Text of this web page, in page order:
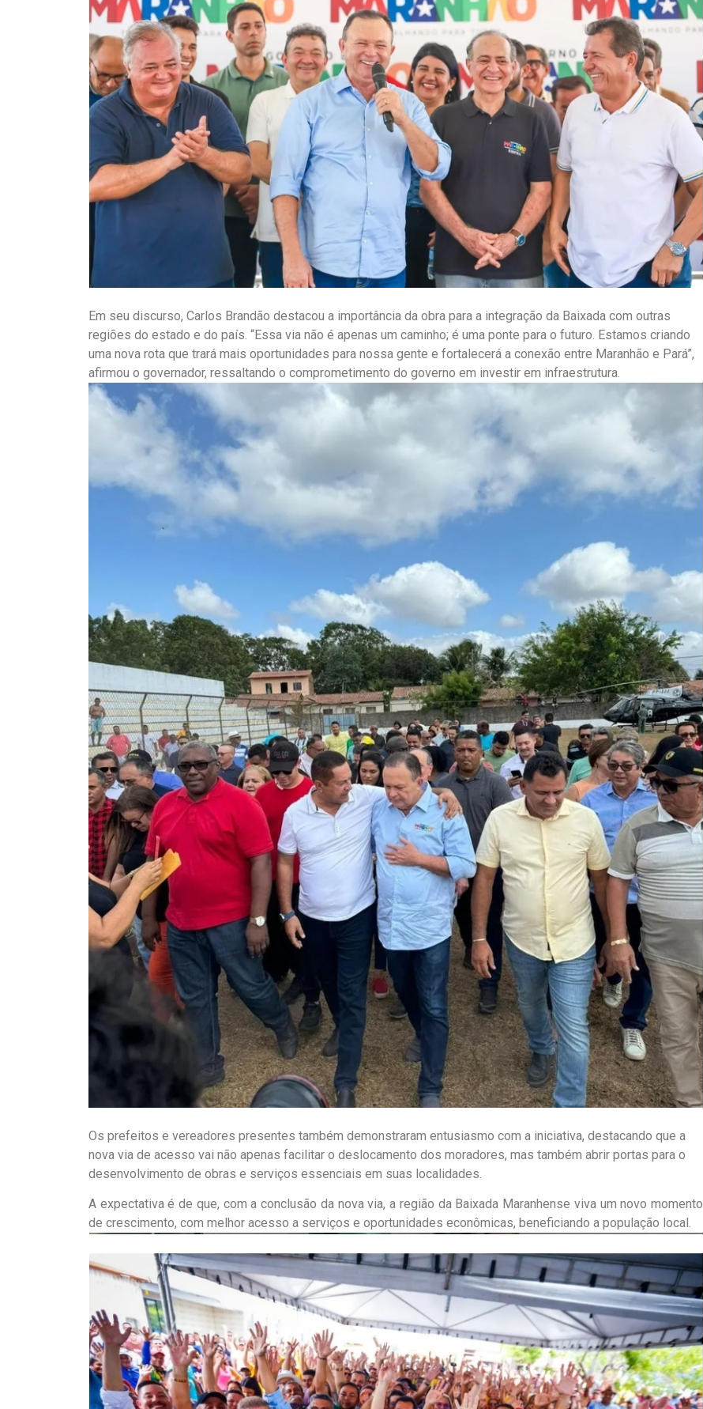
Em seu discurso, Carlos Brandão destacou a importância da obra para a integração da Baixada com outras
regiões do estado e do país. “Essa via não é apenas um caminho; é uma ponte para o futuro. Estamos criando
uma nova rota que trará mais oportunidades para nossa gente e fortalecerá a conexão entre Maranhão e Pará”,
afirmou o governador, ressaltando o comprometimento do governo em investir em infraestrutura.
Os prefeitos e vereadores presentes também demonstraram entusiasmo com a iniciativa, destacando que a
nova via de acesso vai não apenas facilitar o deslocamento dos moradores, mas também abrir portas para o
desenvolvimento de obras e serviços essenciais em suas localidades.
A expectativa é de que, com a conclusão da nova via, a região da Baixada Maranhense viva um novo momento
de crescimento, com melhor acesso a serviços e oportunidades econômicas, beneficiando a população local.